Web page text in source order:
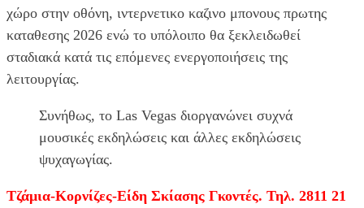
χώρο στην οθόνη, ιντερνετικο καζινο μπονους πρωτης
καταθεσης 2026 ενώ το υπόλοιπο θα ξεκλειδωθεί
σταδιακά κατά τις επόμενες ενεργοποιήσεις της
λειτουργίας.
Συνήθως, το Las Vegas διοργανώνει συχνά
μουσικές εκδηλώσεις και άλλες εκδηλώσεις
ψυχαγωγίας.
Τζάμια-Κορνίζες-Είδη Σκίασης Γκοντές. Τηλ. 2811 21